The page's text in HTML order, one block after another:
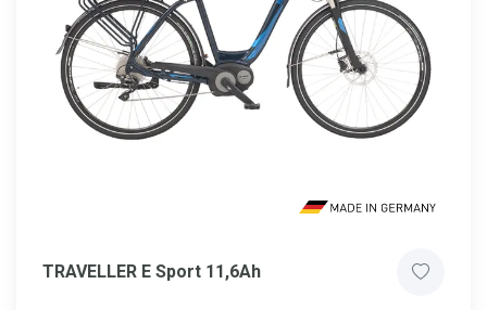
TRAVELLER E Sport 11,6Ah